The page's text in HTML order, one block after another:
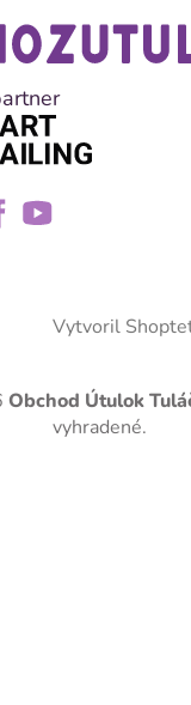
Vytvoril
Obchod Útulok
vyhradené.